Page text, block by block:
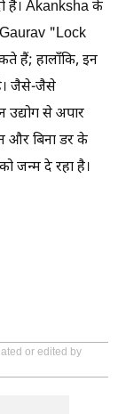
है। Akanksha के
"Lock
हैं; हालाँकि, इन
है। जैसे-जैसे
से अपार
और बिना डर के
जन्म दे रहा है।
or edited by